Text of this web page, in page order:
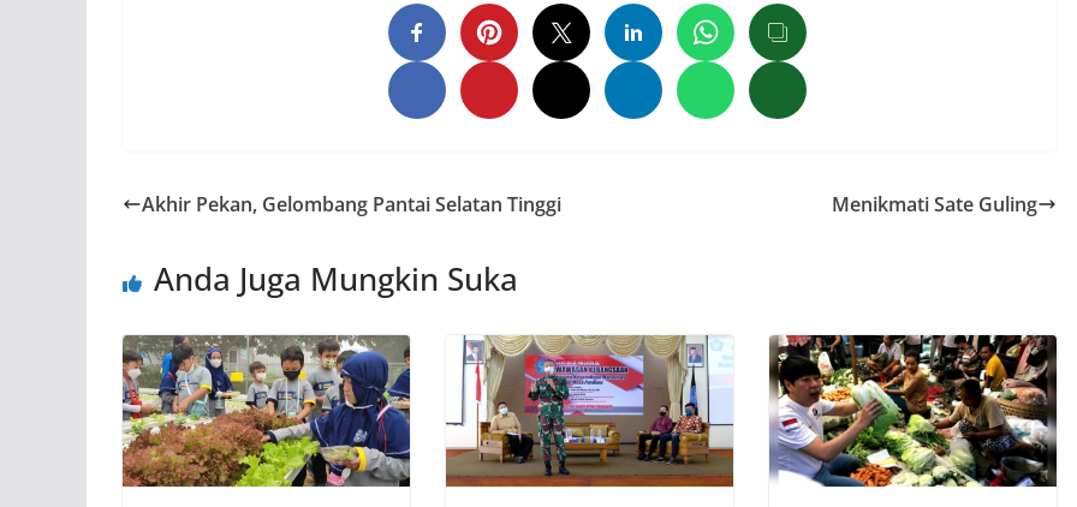
Akhir Pekan, Gelombang Pantai Selatan Tinggi Menikmati Sate Guling
Anda Juga Mungkin Suka